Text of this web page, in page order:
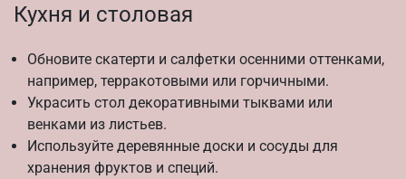
Кухня и столовая
Обновите скатерти и салфетки осенними оттенками,
например, терракотовыми или горчичными.
Украсить стол декоративными тыквами или
венками из листьев.
Используйте деревянные доски и сосуды для
хранения фруктов и специй.